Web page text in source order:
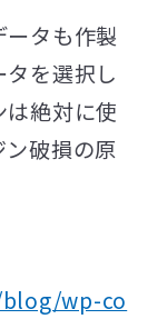
タも作製
を選択し
絶対に使
破損の原
wp-co